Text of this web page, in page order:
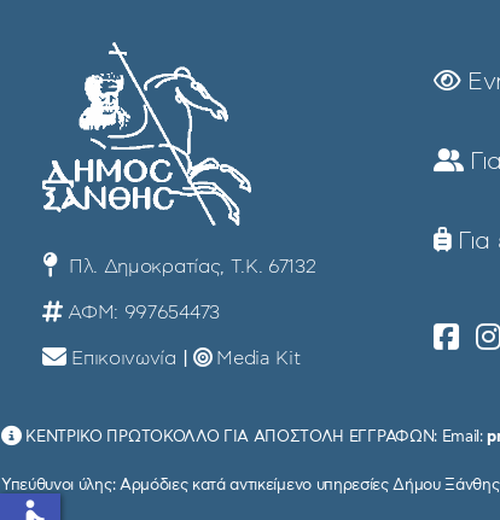
Πλ. Δημοκρατίας, Τ.Κ. 67132
ΑΦΜ: 997654473
Επικοινωνία Media Kit
Για
ΚΕΝΤΡΙΚΟ ΠΡΩΤΟΚΟΛΛΟ ΓΙΑ ΑΠΟΣΤΟΛΗ ΕΓΓΡΑΦΩΝ: Email:
Υπεύθυνοι ύλης: Αρμόδιες κατά αντικείμενο υπηρεσίες Δήμου Ξάνθης